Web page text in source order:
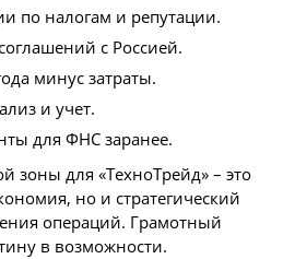
по налогам и репутации.
с Россией.
минус затраты.
и учет.
для ФНС заранее.
для «ТехноТрейд» – это
но и стратегический
операций. Грамотный
в возможности.